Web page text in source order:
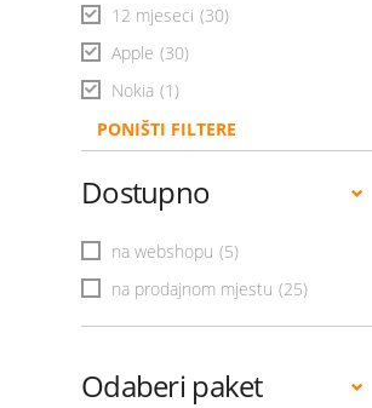
12 mjeseci (30)
Apple (30)
Nokia (1)
PONIŠTI FILTERE
Dostupno
na webshopu (5)
na prodajnom mjestu (25)
Odaberi paket